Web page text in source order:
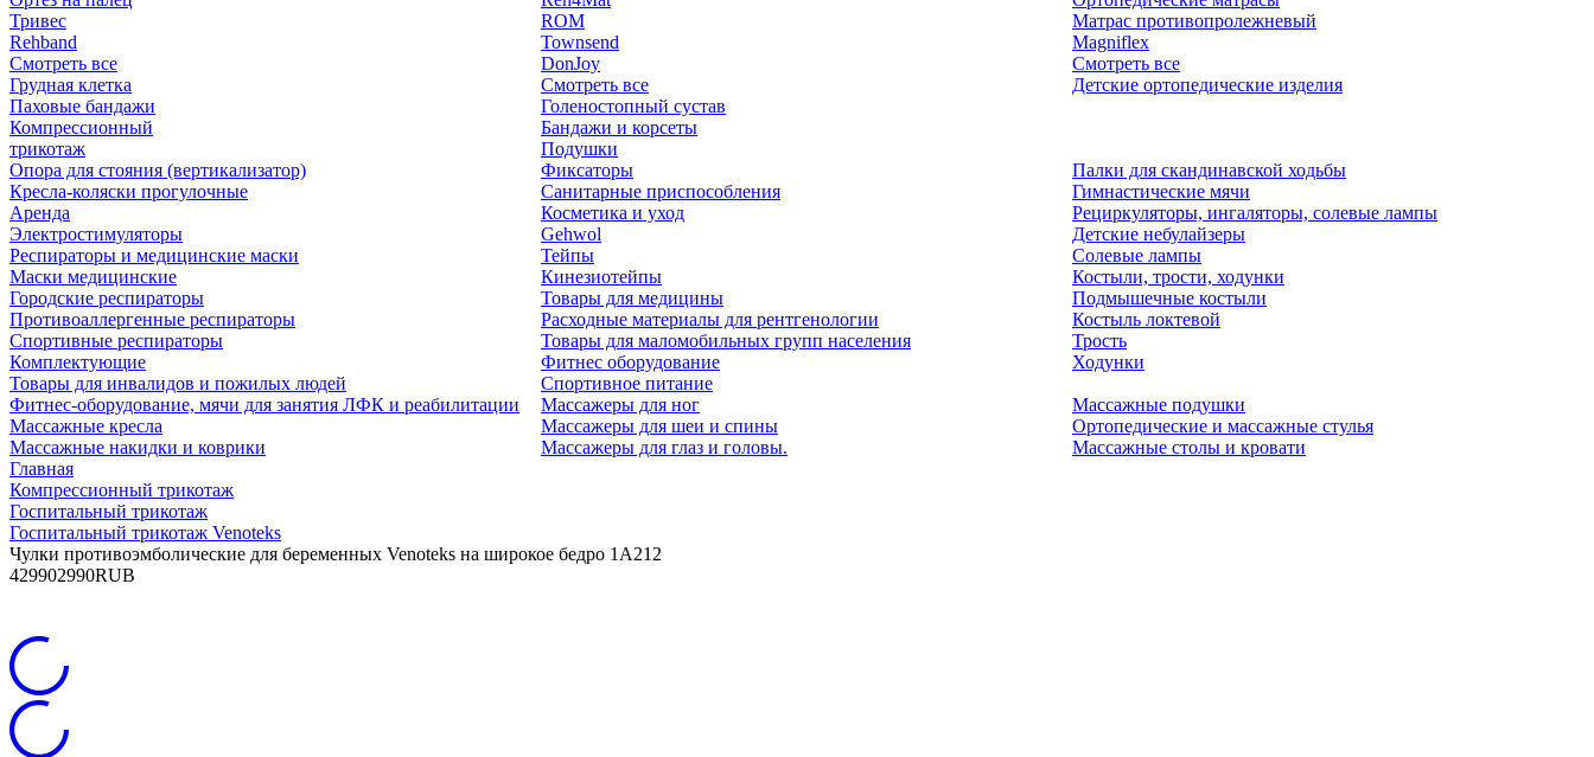
Тривес
Rehband
Смотреть все
Грудная клетка
Паховые бандажи
ROM
Townsend
DonJoy
Смотреть все
Голеностопный сустав
Матрас противопролежневый
Magniflex
Смотреть все
Детские ортопедические изделия
Компрессионный
трикотаж
Бандажи и корсеты
Подушки
Опора для стояния (вертикализатор)
Кресла-коляски прогулочные
Аренда
Электростимуляторы
Респираторы и медицинские маски
Маски медицинские
Городские респираторы
Противоаллергенные респираторы
Спортивные респираторы
Комплектующие
Товары для инвалидов и пожилых людей
Фиксаторы
Санитарные приспособления
Косметика и уход
Gehwol
Тейпы
Кинезиотейпы
Товары для медицины
Расходные материалы для рентгенологии
Товары для маломобильных групп населения
Фитнес оборудование
Спортивное питание
Палки для скандинавской ходьбы
Гимнастические мячи
Рециркуляторы, ингаляторы, солевые лампы
Детские небулайзеры
Солевые лампы
Костыли, трости, ходунки
Подмышечные костыли
Костыль локтевой
Трость
Ходунки
Фитнес-оборудование, мячи для занятия ЛФК и реабилитации
Массажные кресла
Массажные накидки и коврики
Массажеры для ног
Массажеры для шеи и спины
Массажеры для глаз и головы.
Массажные подушки
Ортопедические и массажные стулья
Массажные столы и кровати
Главная
Компрессионный трикотаж
Госпитальный трикотаж
Госпитальный трикотаж Venoteks
Чулки противоэмболические для беременных Venoteks на широкое бедро 1A212
429902990RUB